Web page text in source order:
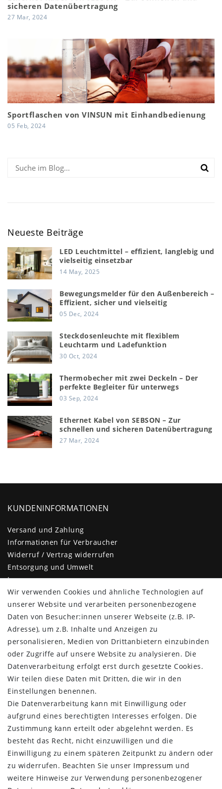
sicheren Datenübertragung
27 Mar, 2024
Sportflaschen von VINSUN mit Einhandbedienung
05 Feb, 2024
Neueste Beiträge
LED Leuchtmittel – effizient, langlebig und
vielseitig einsetzbar
14 May, 2025
Bewegungsmelder für den Außenbereich –
Effizient, sicher und vielseitig
05 Dec, 2024
Steckdosenleuchte mit flexiblem
Leuchtarm und Ladefunktion
30 Oct, 2024
Thermobecher mit zwei Deckeln – Der
perfekte Begleiter für unterwegs
03 Sep, 2024
Ethernet Kabel von SEBSON – Zur
schnellen und sicheren Datenübertragung
27 Mar, 2024
KUNDENINFORMATIONEN
Versand und Zahlung
Informationen für Verbraucher
Widerruf / Vertrag widerrufen
Entsorgung und Umwelt
Impressum
Daten­schutz­erklärung
AGB
Barrierefreiheitserklärung
Kontakt
KUNDENBEREICH
Login
Registrieren
KUNDENSERVICE
Infocenter
Newsletter
Kontakt
Großkundenzugang
Vertrag widerrufen
Wir verwenden Cookies und ähnliche Technologien auf
unserer Website und verarbeiten personenbezogene
Daten von Besucher:innen unserer Webseite (z.B. IP-
Adresse), um z.B. Inhalte und Anzeigen zu
personalisieren, Medien von Drittanbietern einzubinden
oder Zugriffe auf unsere Website zu analysieren. Die
Datenverarbeitung erfolgt erst durch gesetzte Cookies.
Wir teilen diese Daten mit Dritten, die wir in den
Einstellungen benennen.
Die Datenverarbeitung kann mit Einwilligung oder
aufgrund eines berechtigten Interesses erfolgen. Die
Zustimmung kann erteilt oder abgelehnt werden. Es
besteht das Recht, nicht einzuwilligen und die
Einwilligung zu einem späteren Zeitpunkt zu ändern oder
zu widerrufen. Beachten Sie unser Impressum und
weitere Hinweise zur Verwendung personenbezogener